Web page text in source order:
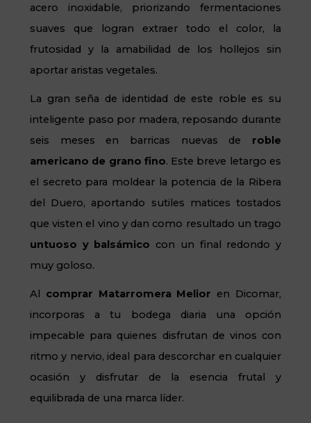
acero inoxidable, priorizando fermentaciones
suaves que logran extraer todo el color, la
frutosidad y la amabilidad de los hollejos sin
aportar aristas vegetales.
La gran seña de identidad de este roble es su
inteligente paso por madera, reposando durante
seis meses en barricas nuevas de roble
americano de grano fino. Este breve letargo es
el secreto para moldear la potencia de la Ribera
del Duero, aportando sutiles matices tostados
que visten el vino y dan como resultado un trago
untuoso y balsámico con un final redondo y
muy goloso.
Al comprar Matarromera Melior en Dicomar,
incorporas a tu bodega diaria una opción
impecable para quienes disfrutan de vinos con
ritmo y nervio, ideal para descorchar en cualquier
ocasión y disfrutar de la esencia frutal y
equilibrada de una marca líder.